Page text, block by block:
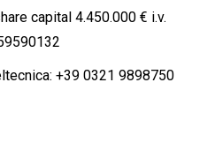
capital 4.450.000 € i.v.
+39 0321 9898750